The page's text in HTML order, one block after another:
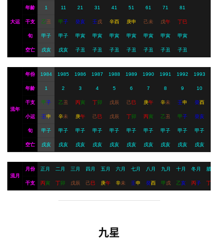
大运
年龄 1 11 21 31 41 51 61 71 81
干支 乙丑 甲子 癸亥 壬戌 辛酉 庚申 己未 戊午 丁巳
旬 甲子 甲子 甲寅 甲寅 甲寅 甲寅 甲寅 甲寅 甲寅
空亡 戌亥 戌亥 子丑 子丑 子丑 子丑 子丑 子丑 子丑
流年
年份 1984 1985 1986 1987 1988 1989 1990 1991 1992 1993
年龄 1 2 3 4 5 6 7 8 9 10
干支 甲子 乙丑 丙寅 丁卯 戊辰 己巳 庚午 辛未 壬申 癸酉
小运 壬申 辛未 庚午 己巳 戊辰 丁卯 丙寅 乙丑 甲子 癸亥
旬 甲子 甲子 甲子 甲子 甲子 甲子 甲子 甲子 甲子 甲子
空亡 戌亥 戌亥 戌亥 戌亥 戌亥 戌亥 戌亥 戌亥 戌亥 戌亥
流月
月份 正月 二月 三月 四月 五月 六月 七月 八月 九月 十月 冬月 腊月
干支 丙寅 丁卯 戊辰 己巳 庚午 辛未 壬申 癸酉 甲 戌 乙亥 丙子 丁
九星